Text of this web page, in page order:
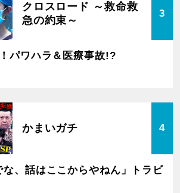
クロスロード ～救命救
急の約束～
3
パワハラ＆医療事故!?
かまいガチ 4
な、話はここからやねん」トラビ